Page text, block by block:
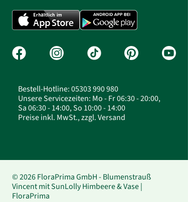
Bestell-Hotline: 05303 990 980
Unsere Servicezeiten: Mo - Fr 06:30 - 20:00,
Sa 06:30 - 14:00, So 10:00 - 14:00
Preise inkl. MwSt., zzgl. Versand
© 2026 FloraPrima GmbH - Blumenstrauß
Vincent mit SunLolly Himbeere & Vase |
FloraPrima